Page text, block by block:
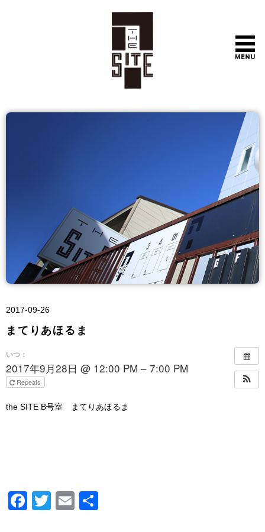
2017-09-26
まてりあほるま
いつ：
2017年9月28日 @ 12:00 PM – 7:00 PM
Repeats
the SITE B号室 まてりあほるま
Facebook
TwitterEmail